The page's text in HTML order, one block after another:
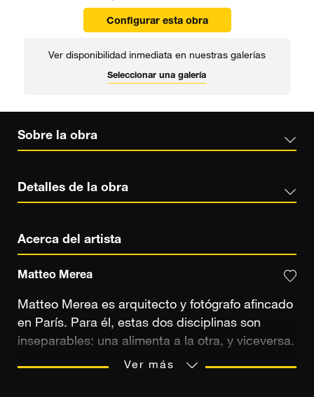
Configurar esta obra
Ver disponibilidad inmediata en nuestras galerías
Seleccionar una galería
Sobre la obra
Detalles de la obra
Acerca del artista
Matteo Merea
Matteo Merea es arquitecto y fotógrafo afincado
en París. Para él, estas dos disciplinas son
inseparables: una alimenta a la otra, y viceversa.
Durante más de veinte años, ha fotografiado los
Ver más